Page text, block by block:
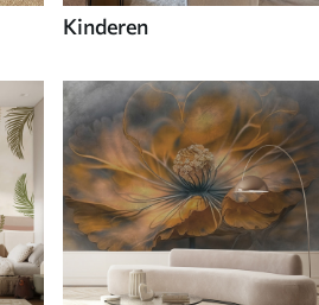
Kinderen